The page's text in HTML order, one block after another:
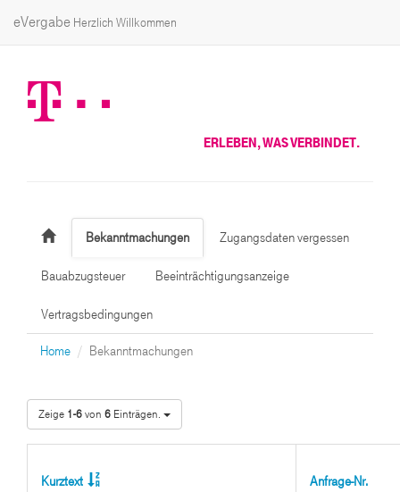
eVergabe Herzlich Willkommen
ERLEBEN, WAS VERBINDET.
Bekanntmachungen Zugangsdaten vergessen
Bauabzugsteuer Beeinträchtigungsanzeige
Vertragsbedingungen
Home Bekanntmachungen
Zeige 1-6von 6 Einträgen.
Kurztext Anfrage-Nr.